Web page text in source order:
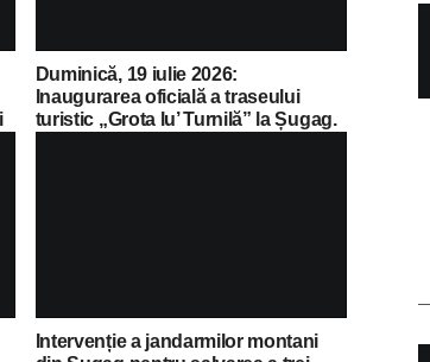
Duminică, 19 iulie 2026:
Inaugurarea oficială a traseului
turistic „Grota lu’ Turnilă” la Șugag.
Intervenție a jandarmilor montani